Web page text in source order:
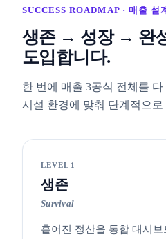
SUCCESS ROADMAP · 매출 설
생존 → 성장 → 완
도입합니다.
한 번에 매출 3공식 전체를
시설 환경에 맞춰 단계적으
LEVEL 1
생존
Survival
흩어진 정산을 통합 대시